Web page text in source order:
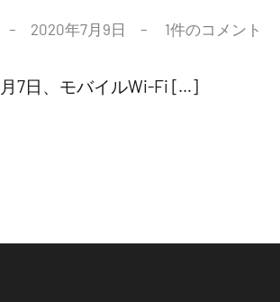
2020年7月9日 1件のコメント
7日、モバイルWi-Fi […]